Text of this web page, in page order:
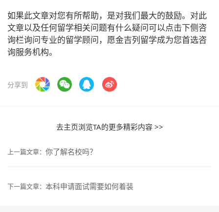
如果此文章对您有所帮助，是对我们最大的鼓励。对此
文章以及任何留学相关问题有什么疑问可以点击下侧咨
询栏询问专业的留学顾问，愿金吉列留学成为您首选咨
询服务机构。
分享到
去主页浏览TA的更多精彩内容 >>
上一篇文章： 你了解名校吗？
下一篇文章： 本科申请面试需要如何着装